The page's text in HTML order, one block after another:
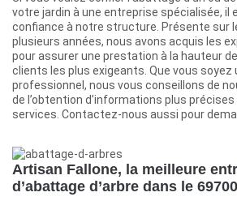
votre jardin à une entreprise spécialisée, il
confiance à notre structure. Présente sur
plusieurs années, nous avons acquis les
pour assurer une prestation à la hauteur
clients les plus exigeants. Que vous soyez
professionnel, nous vous conseillons de
de l’obtention d’informations plus
services. Contactez-nous aussi pour
Artisan Fallone, la meilleure
d’abattage d’arbre dans le 69700